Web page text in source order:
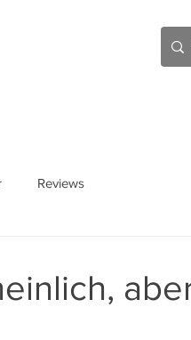
Reviews